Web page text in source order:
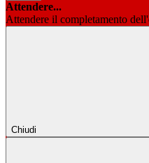
Attendere...
Attendere il completamento
Chiudi